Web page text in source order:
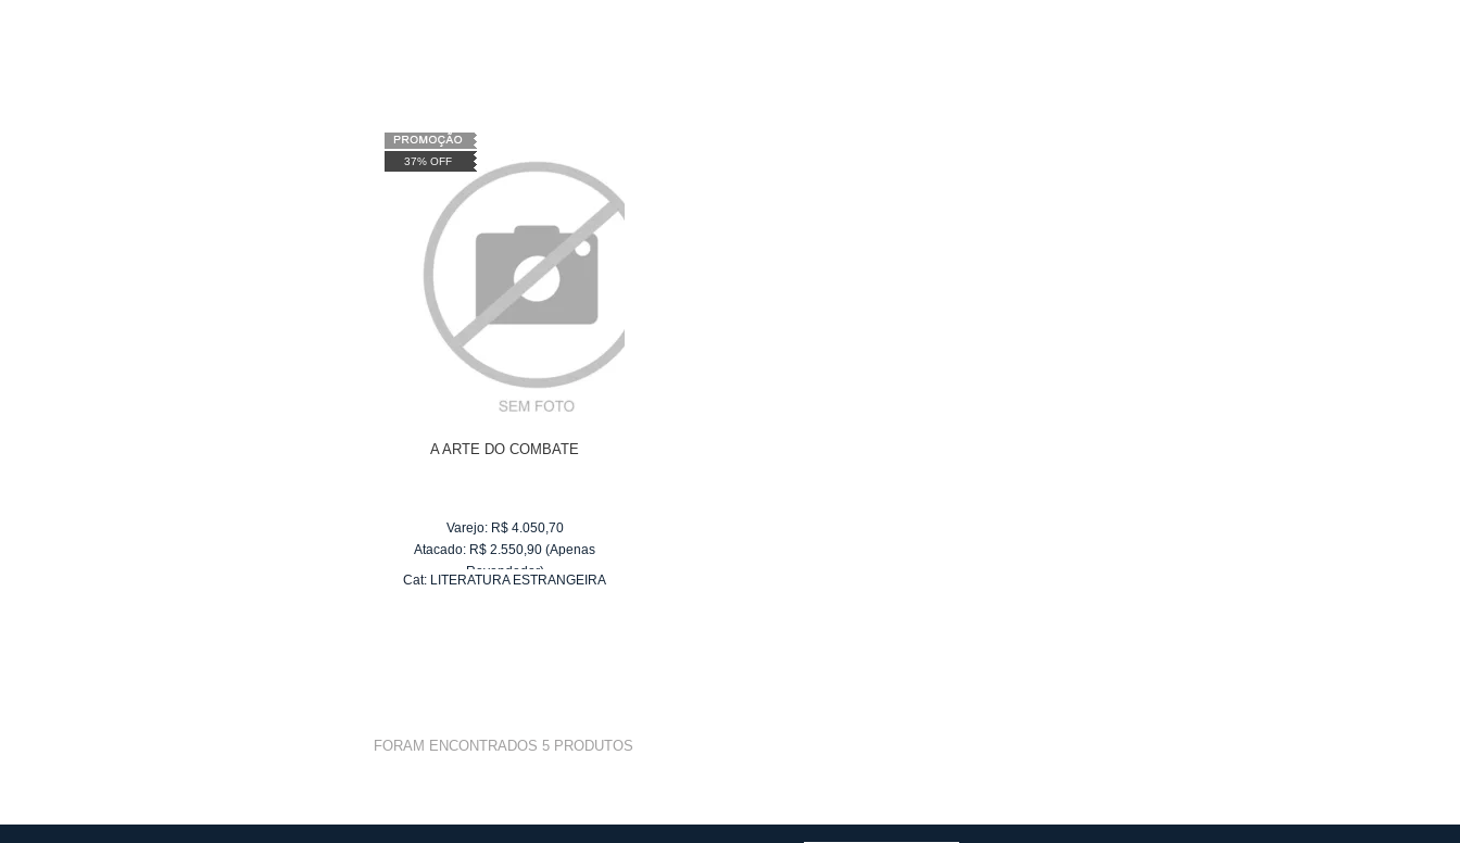
37% OFF
A ARTE DO COMBATE
Varejo: R$ 4.050,70
Atacado: R$ 2.550,90 (Apenas
Revendedor)
Cat: LITERATURA ESTRANGEIRA
FORAM ENCONTRADOS 5PRODUTOS